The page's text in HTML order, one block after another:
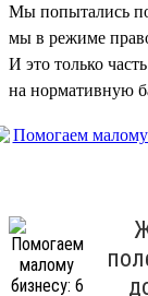
Мы попытались
мы в режиме
И это только
на нормативную